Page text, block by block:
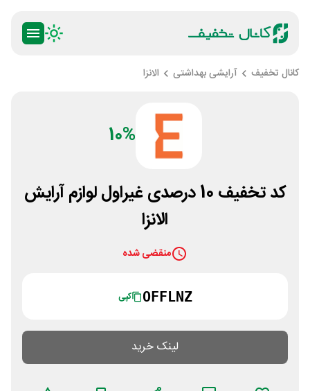
کانال تخفیف آرایشی بهداشتی الانزا
10%
کد تخفیف 10 درصدی غیراول لوازم آرایش
الانزا
منقضی شده
OFFLNZ کپی
لینک خرید